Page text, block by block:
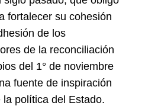
fortalecer su cohesión
de los
de la reconciliación
del 1° de noviembre
fuente de inspiración
política del Estado.